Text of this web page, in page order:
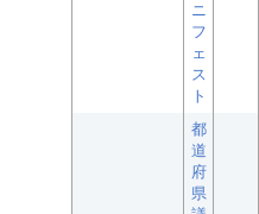
ニ
フ
ェ
ス
ト
都
道
府
県